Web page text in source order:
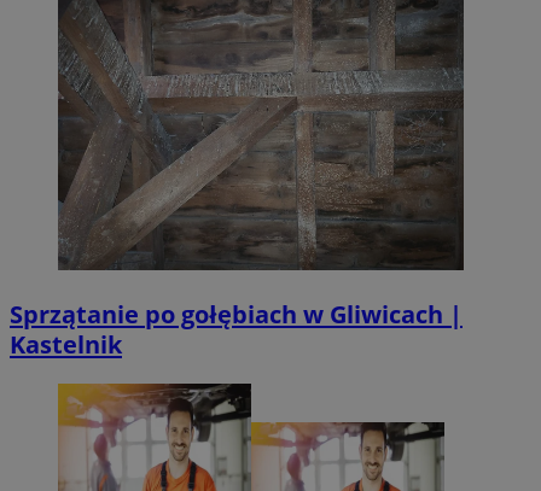
Sprzątanie po gołębiach w Gliwicach |
Kastelnik